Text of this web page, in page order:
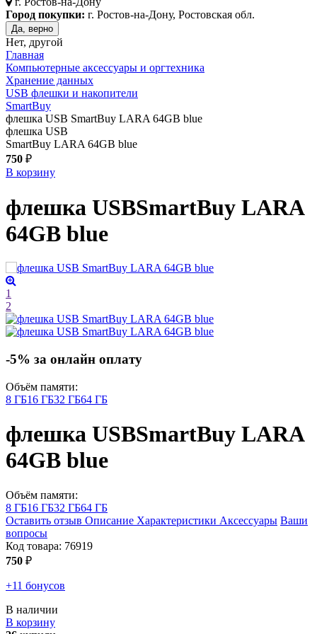
Город покупки: г. Ростов-на-Дону, Ростовская обл.
Да, верно
Нет, другой
Главная
Компьютерные аксессуары и оргтехника
Хранение данных
USB флешки и накопители
SmartBuy
флешка USB SmartBuy LARA 64GB blue
флешка USB
SmartBuy LARA 64GB blue
750 ₽
В корзину
флешка USBSmartBuy LARA
64GB blue
1
2
-5% за онлайн оплату
Объём памяти:
8 ГБ16 ГБ32 ГБ64 ГБ
флешка USBSmartBuy LARA
64GB blue
Объём памяти:
8 ГБ16 ГБ32 ГБ64 ГБ
Оставить отзыв Описание Характеристики Аксессуары Ваши
вопросы
Код товара: 76919
750 ₽
+11 бонусов
В наличии
В корзину